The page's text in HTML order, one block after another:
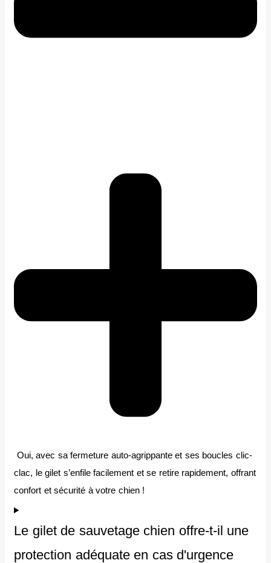
Oui, avec sa fermeture auto-agrippante et ses boucles clic-
clac, le gilet s’enfile facilement et se retire rapidement, offrant
confort et sécurité à votre chien !
Le gilet de sauvetage chien offre-t-il une
protection adéquate en cas d'urgence